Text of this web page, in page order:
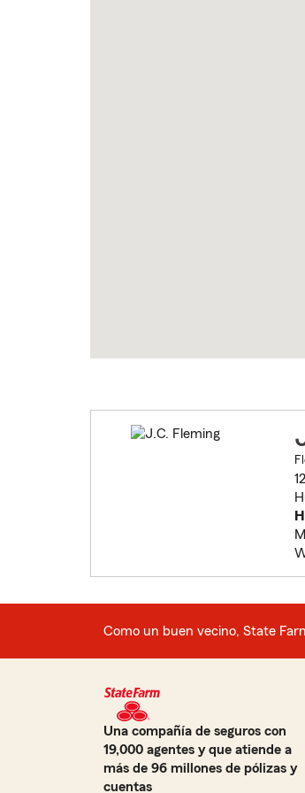
Como un buen vecino, State
Una compañía de seguros con
19,000 agentes y que atiende a
más de 96 millones de pólizas y
cuentas